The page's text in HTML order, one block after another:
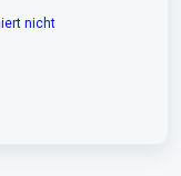
nicht